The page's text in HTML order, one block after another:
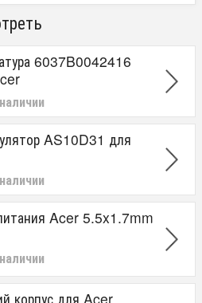
6037B0042416
AS10D31 для
Acer 5.5x1.7mm
корпус для Acer